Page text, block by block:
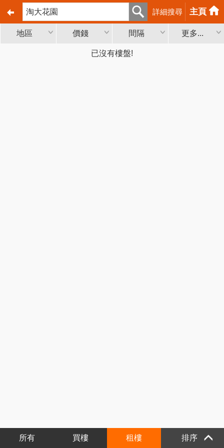
詳細搜尋 主頁
地區 價錢 間隔 更多...
已沒有樓盤!
所有 買樓 租樓 排序